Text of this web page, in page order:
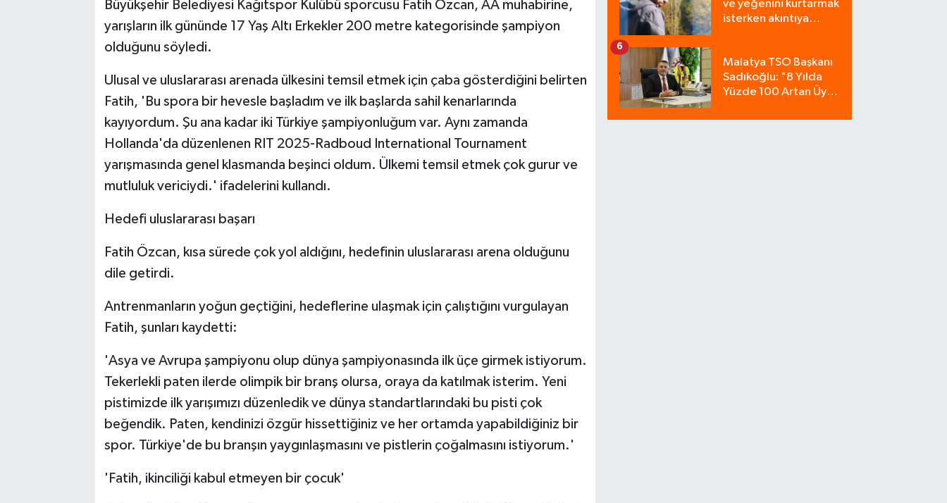
Büyükşehir Belediyesi Kağıtspor Kulübü sporcusu Fatih Özcan, AA muhabirine,
yarışların ilk gününde 17 Yaş Altı Erkekler 200 metre kategorisinde şampiyon
olduğunu söyledi.
Ulusal ve uluslararası arenada ülkesini temsil etmek için çaba gösterdiğini belirten
Fatih, 'Bu spora bir hevesle başladım ve ilk başlarda sahil kenarlarında
kayıyordum. Şu ana kadar iki Türkiye şampiyonluğum var. Aynı zamanda
Hollanda'da düzenlenen RIT 2025-Radboud International Tournament
yarışmasında genel klasmanda beşinci oldum. Ülkemi temsil etmek çok gurur ve
mutluluk vericiydi.' ifadelerini kullandı.
Hedefi uluslararası başarı
Fatih Özcan, kısa sürede çok yol aldığını, hedefinin uluslararası arena olduğunu
dile getirdi.
Antrenmanların yoğun geçtiğini, hedeflerine ulaşmak için çalıştığını vurgulayan
Fatih, şunları kaydetti:
'Asya ve Avrupa şampiyonu olup dünya şampiyonasında ilk üçe girmek istiyorum.
Tekerlekli paten ilerde olimpik bir branş olursa, oraya da katılmak isterim. Yeni
pistimizde ilk yarışımızı düzenledik ve dünya standartlarındaki bu pisti çok
beğendik. Paten, kendinizi özgür hissettiğiniz ve her ortamda yapabildiğiniz bir
spor. Türkiye'de bu branşın yaygınlaşmasını ve pistlerin çoğalmasını istiyorum.'
'Fatih, ikinciliği kabul etmeyen bir çocuk'
ve yeğenini kurtarmak
isterken akıntıya
Malatya TSO Başkanı
Sadıkoğlu: "8 Yılda
Yüzde 100 Artan Üye
Göstergesidir"
6